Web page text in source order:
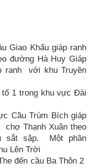
Khẩu giáp ranh
đường Hà Huy Giáp
ranh với khu Truyền
trong khu vực Đài
Trùm Bích giáp
Thạnh Xuân theo
sắt sập. Một phần
Lên Trời
đến cầu Ba Thôn 2